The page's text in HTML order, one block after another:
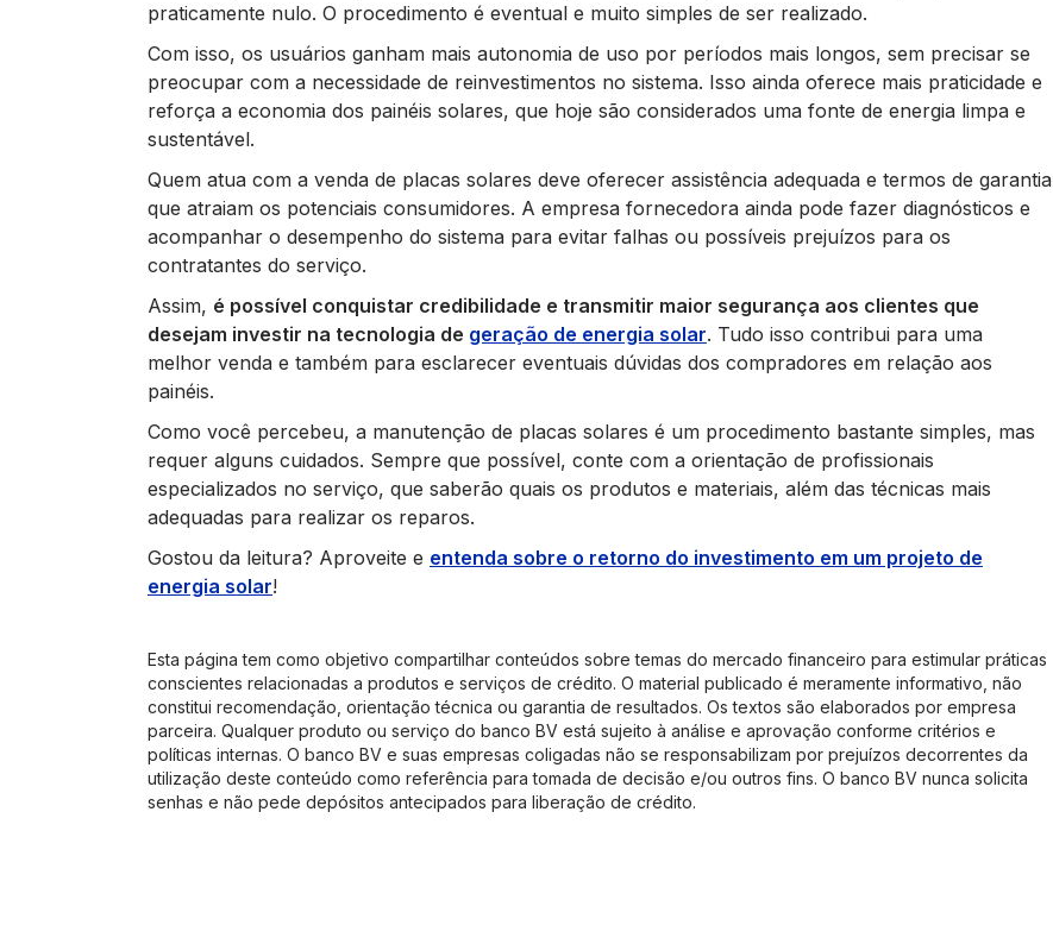
praticamente nulo. O procedimento é eventual e muito simples de ser realizado.
Com isso, os usuários ganham mais autonomia de uso por períodos mais longos, sem precisar se
preocupar com a necessidade de reinvestimentos no sistema. Isso ainda oferece mais praticidade e
reforça a economia dos painéis solares, que hoje são considerados uma fonte de energia limpa e
sustentável.
Quem atua com a venda de placas solares deve oferecer assistência adequada e termos de garantia
que atraiam os potenciais consumidores. A empresa fornecedora ainda pode fazer diagnósticos e
acompanhar o desempenho do sistema para evitar falhas ou possíveis prejuízos para os
contratantes do serviço.
Assim, é possível conquistar credibilidade e transmitir maior segurança aos clientes que
desejam investir na tecnologia de geração de energia solar. Tudo isso contribui para uma
melhor venda e também para esclarecer eventuais dúvidas dos compradores em relação aos
painéis.
Como você percebeu, a manutenção de placas solares é um procedimento bastante simples, mas
requer alguns cuidados. Sempre que possível, conte com a orientação de profissionais
especializados no serviço, que saberão quais os produtos e materiais, além das técnicas mais
adequadas para realizar os reparos.
Gostou da leitura? Aproveite e entenda sobre o retorno do investimento em um projeto de
energia solar!
Esta página tem como objetivo compartilhar conteúdos sobre temas do mercado financeiro para estimular práticas
conscientes relacionadas a produtos e serviços de crédito. O material publicado é meramente informativo, não
constitui recomendação, orientação técnica ou garantia de resultados. Os textos são elaborados por empresa
parceira. Qualquer produto ou serviço do banco BV está sujeito à análise e aprovação conforme critérios e
políticas internas. O banco BV e suas empresas coligadas não se responsabilizam por prejuízos decorrentes da
utilização deste conteúdo como referência para tomada de decisão e/ou outros fins. O banco BV nunca solicita
senhas e não pede depósitos antecipados para liberação de crédito.